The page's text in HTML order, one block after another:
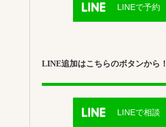
LINEで予約
LINE追加はこちらのボタンから！
LINEで相談